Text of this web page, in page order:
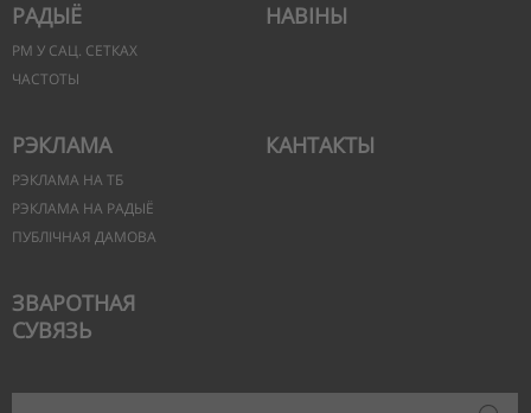
РАДЫЁ
РМ У САЦ. СЕТКАХ
ЧАСТОТЫ
НАВІНЫ
РЭКЛАМА
РЭКЛАМА НА ТБ
РЭКЛАМА НА РАДЫЁ
ПУБЛІЧНАЯ ДАМОВА
КАНТАКТЫ
ЗВАРОТНАЯ
СУВЯЗЬ